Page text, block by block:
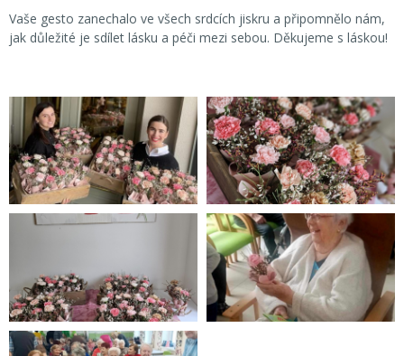
Vaše gesto zanechalo ve všech srdcích jiskru a připomnělo nám,
jak důležité je sdílet lásku a péči mezi sebou. Děkujeme s láskou!